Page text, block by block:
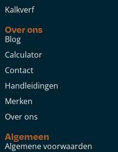
Kalkverf
Over ons
Blog
Calculator
Contact
Handleidingen
Merken
Over ons
Algemeen
Algemene voorwaarden